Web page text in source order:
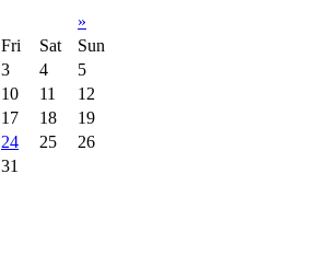
»
Fri Sat
Sun
3 4
5
10 11
12
17 18
19
24 25
26
31